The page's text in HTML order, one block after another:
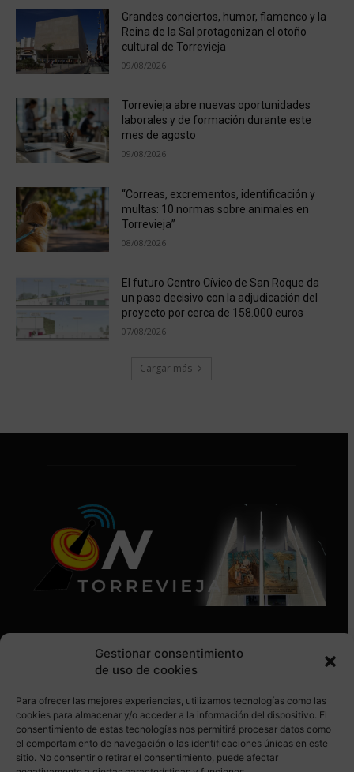
Gestionar consentimiento
de uso de cookies
Para ofrecer las mejores experiencias, utilizamos tecnologías como las
cookies para almacenar y/o acceder a la información del dispositivo. El
consentimiento de estas tecnologías nos permitirá procesar datos como
el comportamiento de navegación o las identificaciones únicas en este
sitio. No consentir o retirar el consentimiento, puede afectar
Grandes conciertos, humor, flamenco y la
Reina de la Sal protagonizan el otoño
cultural de Torrevieja
09/08/2026
Torrevieja abre nuevas oportunidades
laborales y de formación durante este
mes de agosto
09/08/2026
“Correas, excrementos, identificación y
multas: 10 normas sobre animales en
Torrevieja”
08/08/2026
El futuro Centro Cívico de San Roque da
un paso decisivo con la adjudicación del
proyecto por cerca de 158.000 euros
07/08/2026
Cargar más
SÍGUENOS EN REDES SOCIALES